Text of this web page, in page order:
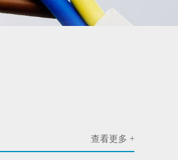
查看更多 +